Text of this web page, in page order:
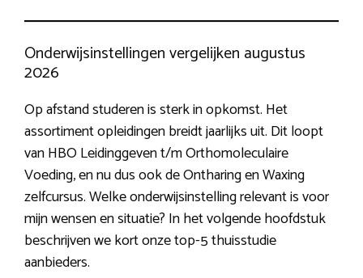
Onderwijsinstellingen vergelijken augustus
2026
Op afstand studeren is sterk in opkomst. Het
assortiment opleidingen breidt jaarlijks uit. Dit loopt
van HBO Leidinggeven t/m Orthomoleculaire
Voeding, en nu dus ook de Ontharing en Waxing
zelfcursus. Welke onderwijsinstelling relevant is voor
mijn wensen en situatie? In het volgende hoofdstuk
beschrijven we kort onze top-5 thuisstudie
aanbieders.